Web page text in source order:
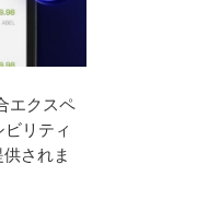
エクスペ
リティ
されま